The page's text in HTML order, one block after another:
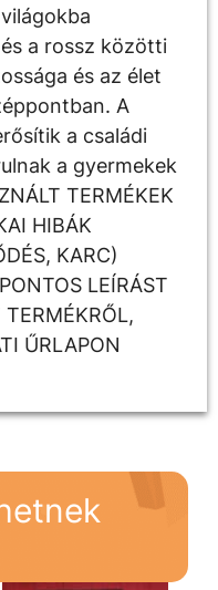
a rossz közötti
és az élet
A
a családi
a gyermekek
TERMÉKEK
HIBÁK
KARC)
LEÍRÁST
TERMÉKRŐL,
ŰRLAPON